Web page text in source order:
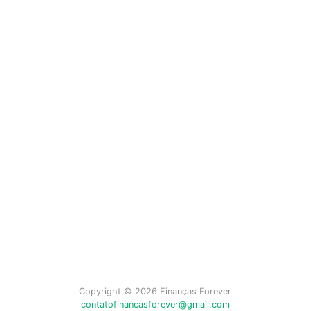
Copyright © 2026 Finanças Forever
contatofinancasforever@gmail.com